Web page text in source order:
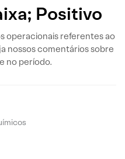
Positivo
operacionais referentes ao
nossos comentários sobre
no período.